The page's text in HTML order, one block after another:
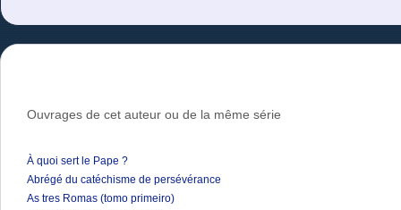
Ouvrages de cet auteur ou de la même série
À quoi sert le Pape ?
Abrégé du catéchisme de persévérance
As tres Romas (tomo primeiro)